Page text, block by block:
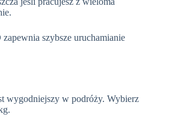
szybsze uruchamianie
wygodniejszy w podróży. Wybierz